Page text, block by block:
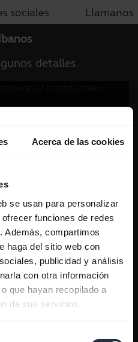
Acerca de las cookies
se usan para personalizar
funciones de redes
Además, compartimos
haga del sitio web con
publicidad y análisis
con otra información
que hayan recopilado a
de sus servicios.
sociales Llamanos
detalles